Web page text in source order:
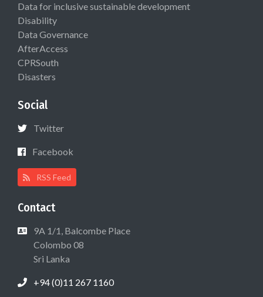
Data for inclusive sustainable development
Disability
Data Governance
AfterAccess
CPRSouth
Disasters
Social
Twitter
Facebook
RSS Feed
Contact
9A 1/1, Balcombe Place
Colombo 08
Sri Lanka
+94 (0)11 267 1160